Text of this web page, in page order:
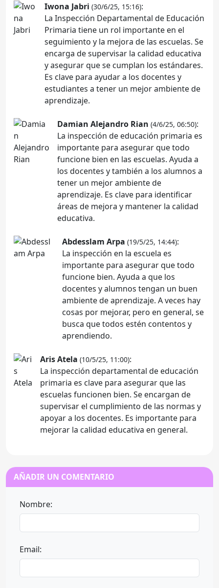
Iwona Jabri (30/6/25, 15:16):
La Inspección Departamental de Educación
Primaria tiene un rol importante en el
seguimiento y la mejora de las escuelas. Se
encarga de supervisar la calidad educativa
y asegurar que se cumplan los estándares.
Es clave para ayudar a los docentes y
estudiantes a tener un mejor ambiente de
aprendizaje.
Damian Alejandro Rian (4/6/25, 06:50):
La inspección de educación primaria es
importante para asegurar que todo
funcione bien en las escuelas. Ayuda a
los docentes y también a los alumnos a
tener un mejor ambiente de
aprendizaje. Es clave para identificar
áreas de mejora y mantener la calidad
educativa.
Abdesslam Arpa (19/5/25, 14:44):
La inspección en la escuela es
importante para asegurar que todo
funcione bien. Ayuda a que los
docentes y alumnos tengan un buen
ambiente de aprendizaje. A veces hay
cosas por mejorar, pero en general, se
busca que todos estén contentos y
aprendiendo.
Aris Atela (10/5/25, 11:00):
La inspección departamental de educación
primaria es clave para asegurar que las
escuelas funcionen bien. Se encargan de
supervisar el cumplimiento de las normas y
apoyar a los docentes. Es importante para
mejorar la calidad educativa en general.
AÑADIR UN COMENTARIO
Nombre:
Email: